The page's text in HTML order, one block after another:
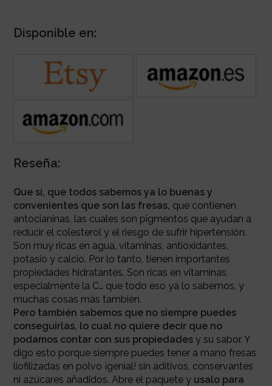
Disponible en:
Reseña:
Que si, que todos sabemos ya lo buenas y
convenientes que son las fresas, que contienen
antocianinas, las cuales son pigmentos que ayudan a
reducir el colesterol y el riesgo de sufrir hipertensión.
Son muy ricas en agua, vitaminas, antioxidantes,
potasio y calcio. Por lo tanto, tienen importantes
propiedades hidratantes. Son ricas en vitaminas,
especialmente la C… que todo eso ya lo sabemos, y
muchas cosas más también.
Pero también sabemos que no siempre puedes
conseguirlas, lo cual no quiere decir que no
podamos contar con sus propiedadesy su sabor. Y
digo esto porque siempre puedes tener a mano fresas
liofilizadas en polvo ¡genial! sin aditivos, conservantes
ni azúcares añadidos. Abre el paquete yusalo para